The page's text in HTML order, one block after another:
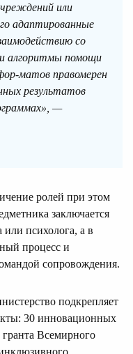
или
адаптированные
со
алгоритмы помощи
матов правомерен
результатов
—
ролей при этом
заключается
психолога, а в
процесс и
сопровождения.
подкрепляет
30 инновационных
Всемирного